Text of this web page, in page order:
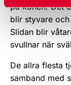
på könen. Det
blir styvare
Slidan blir
svullnar när
De allra flesta
samband med